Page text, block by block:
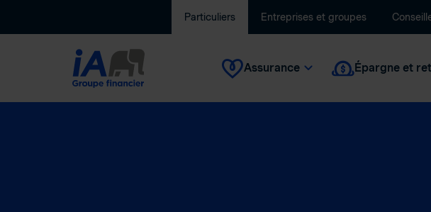
Particuliers Entreprises et groupes
Assurance Épargne et